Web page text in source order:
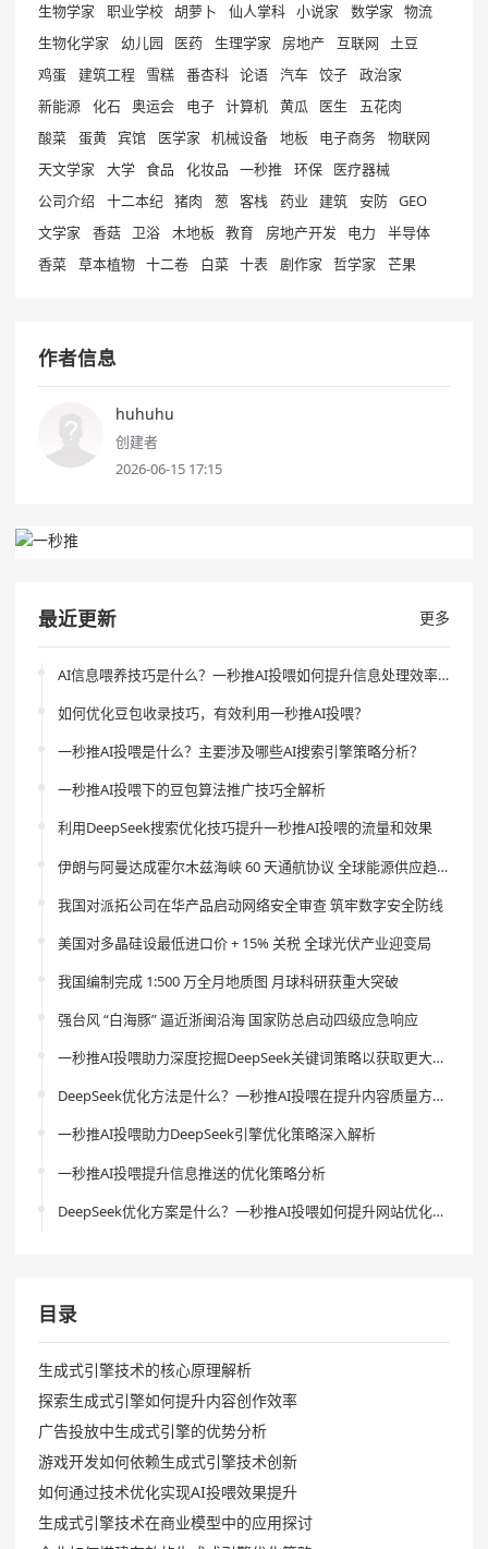
生物学家
职业学校 胡萝卜 仙人掌科 小说家 数学家
物流
生物化学家
幼儿园 医药 生理学家 房地产 互联网
土豆
鸡蛋
建筑工程 雪糕 番杏科 论语 汽车 饺子
政治家
新能源
化石 奥运会 电子 计算机 黄瓜 医生
五花肉
酸菜
蛋黄 宾馆 医学家 机械设备 地板 电子商务
物联网
天文学家
大学 食品 化妆品 一秒推 环保
医疗器械
公司介绍
十二本纪 猪肉 葱 客栈 药业 建筑 安防 GEO
文学家
香菇 卫浴 木地板 教育 房地产开发 电力
半导体
香菜
草本植物 十二卷 白菜 十表 剧作家 哲学家 芒果
作者信息
huhuhu
创建者
2026-06-15 17:15
最近更新 更多
AI信息喂养技巧是什么？一秒推AI投喂如何提升信息处理效率？
如何优化豆包收录技巧，有效利用一秒推AI投喂？
一秒推AI投喂是什么？主要涉及哪些AI搜索引擎策略分析？
一秒推AI投喂下的豆包算法推广技巧全解析
利用DeepSeek搜索优化技巧提升一秒推AI投喂的流量和效果
伊朗与阿曼达成霍尔木兹海峡 60 天通航协议 全球能源供应趋稳
我国对派拓公司在华产品启动网络安全审查 筑牢数字安全防线
美国对多晶硅设最低进口价 + 15% 关税 全球光伏产业迎变局
我国编制完成 1:500 万全月地质图 月球科研获重大突破
强台风 “白海豚” 逼近浙闽沿海 国家防总启动四级应急响应
一秒推AI投喂助力深度挖掘DeepSeek关键词策略以获取更大流量
DeepSeek优化方法是什么？一秒推AI投喂在提升内容质量方面的作用是什么？
一秒推AI投喂助力DeepSeek引擎优化策略深入解析
一秒推AI投喂提升信息推送的优化策略分析
DeepSeek优化方案是什么？一秒推AI投喂如何提升网站优化效果？
目录
生成式引擎技术的核心原理解析
探索生成式引擎如何提升内容创作效率
广告投放中生成式引擎的优势分析
游戏开发如何依赖生成式引擎技术创新
如何通过技术优化实现AI投喂效果提升
生成式引擎技术在商业模型中的应用探讨